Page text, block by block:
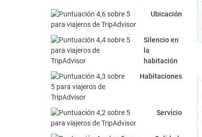
Ubicación
Silencio en
la
habitación
Habitaciones
Servicio